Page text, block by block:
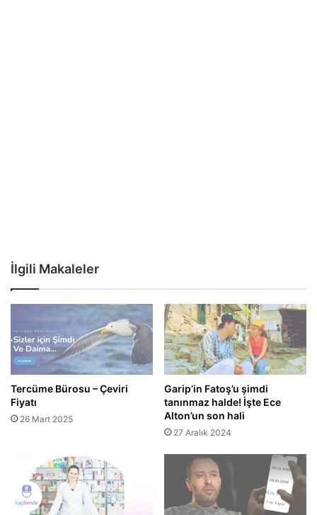
İlgili Makaleler
Tercüme Bürosu – Çeviri
Fiyatı
26 Mart 2025
Garip’in Fatoş’u şimdi
tanınmaz halde! İşte Ece
Alton’un son hali
27 Aralık 2024